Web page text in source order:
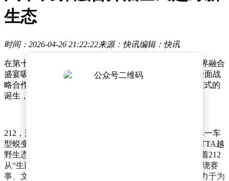
生态
时间：2026-04-26 21:22:22来源：快讯编辑：快讯
在第十九届北京国际车展的舞台上，一场汽车行业的跨界融合
盛宴吸引了众多目光。212越野车与京东汽车正式达成全面战
略合作，这一举措标志着“经典越野+互联网服务”全新模式的
诞生，有望推动越野生活走向全民普及的新阶段。
212，这个拥有六十年历史的国民越野品牌，已成功从单一车
型蜕变为独立越野品牌。此次车展上，212全球首发METTA越
野生态系列，这是品牌发展历程中的重要里程碑，意味着212
从“生而越野”迈向“不止越野”的新境界。METTA系列围绕赛
事、文旅、营地精心打造线上线下一体化生态闭环，致力于为